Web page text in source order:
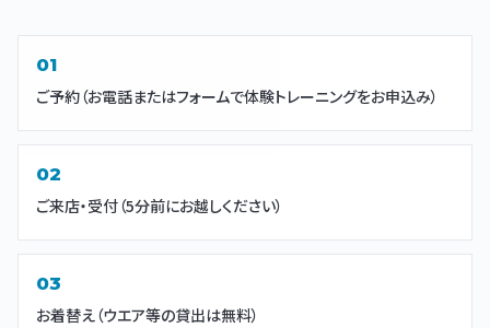
ご予約（お電話またはフォームで体験トレーニングをお申込み）
ご来店・受付（5分前にお越しください）
お着替え（ウエア等の貸出は無料）